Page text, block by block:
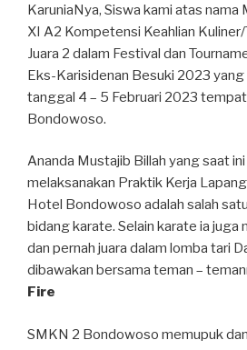
KaruniaNya, Siswa kami atas nama
XI A2 Kompetensi Keahlian
Juara 2 dalam Festival dan
Eks-Karisidenan Besuki 2023 yang
tanggal 4 – 5 Februari 2023
Bondowoso.
Ananda Mustajib Billah yang saat
melaksanakan Praktik Kerja
Hotel Bondowoso adalah salah
bidang karate. Selain karate ia juga
dan pernah juara dalam lomba tari
dibawakan bersama teman –
Fire
SMKN 2 Bondowoso memupuk